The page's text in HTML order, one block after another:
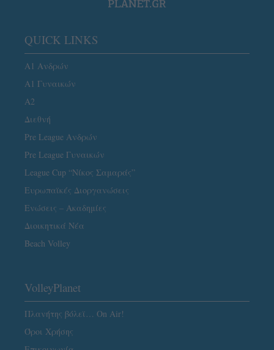
QUICK LINKS
Α1 Ανδρών
Α1 Γυναικών
A2
Διεθνή
Pre League Ανδρών
Pre League Γυναικών
League Cup “Νίκος Σαμαράς”
Ευρωπαϊκές Διοργανώσεις
Ενώσεις – Ακαδημίες
Διοικητικά Νέα
Beach Volley
VolleyPlanet
Πλανήτης βόλεϊ… On Air!
Όροι Χρήσης